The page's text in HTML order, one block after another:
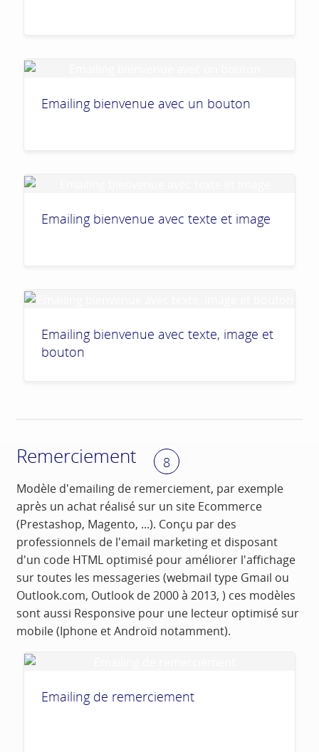
Emailing bienvenue avec un bouton
Emailing bienvenue avec texte et image
Emailing bienvenue avec texte, image et
bouton
Remerciement 8
Modèle d'emailing de remerciement, par exemple
après un achat réalisé sur un site Ecommerce
(Prestashop, Magento, ...). Conçu par des
professionnels de l'email marketing et disposant
d'un code HTML optimisé pour améliorer l'affichage
sur toutes les messageries (webmail type Gmail ou
Outlook.com, Outlook de 2000 à 2013, ) ces modèles
sont aussi Responsive pour une lecteur optimisé sur
mobile (Iphone et Androïd notamment).
Emailing de remerciement